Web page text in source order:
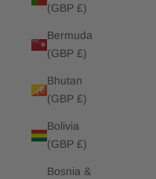
(GBP £)
Bermuda
(GBP £)
Bhutan
(GBP £)
Bolivia
(GBP £)
Bosnia &